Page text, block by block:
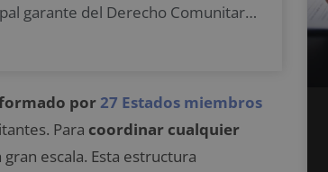
El Tribunal de Justicia de la Unión Europea, principal garante del Derecho Comunitario
por27 Estados miembros
Para coordinar cualquier
escala. Esta estructura